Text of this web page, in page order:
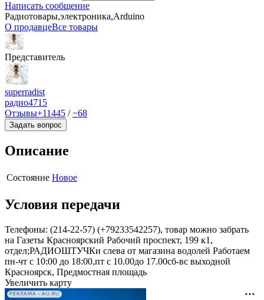
Написать сообщение
Радиотовары,электроника,Arduino
О продавцеВсе товары
Представитель
superradist
радио4715
Отзывы+11445 /−68
Задать вопрос
Описание
Состояние Новое
Условия передачи
Телефоны: (214-22-57) (+79233542257), товар можно забрать
на Газеты Красноярский Рабочий проспект, 199 к1,
отдел;РАДИОШТУЧКи слева от магазина водолей Работаем
пн-чт с 10:00 до 18:00,пт с 10.00до 17.00сб-вс выходной
Красноярск, Предмостная площадь
Увеличить карту
РЕКЛАМА • AU.RU